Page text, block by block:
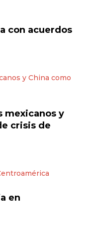
con acuerdos
mexicanos y
crisis de
en